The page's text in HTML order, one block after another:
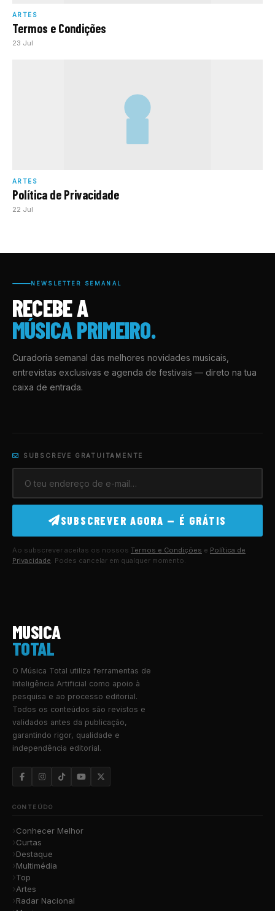
ARTES
Termos e Condições
23 Jul
ARTES
Política de Privacidade
22 Jul
NEWSLETTER SEMANAL
RECEBE A
MÚSICA PRIMEIRO.
Curadoria semanal das melhores novidades musicais,
entrevistas exclusivas e agenda de festivais — direto na tua
caixa de entrada.
SUBSCREVE GRATUITAMENTE
SUBSCREVER AGORA — É GRÁTIS
Ao subscrever aceitas os nossos Termos e Condições e Política de
Privacidade. Podes cancelar em qualquer momento.
MUSICA
TOTAL
O Música Total utiliza ferramentas de
Inteligência Artificial como apoio à
pesquisa e ao processo editorial.
Todos os conteúdos são revistos e
validados antes da publicação,
garantindo rigor, qualidade e
independência editorial.
CONTEÚDO
Conhecer Melhor
Curtas
Destaque
Multimédia
Top
Artes
Radar Nacional